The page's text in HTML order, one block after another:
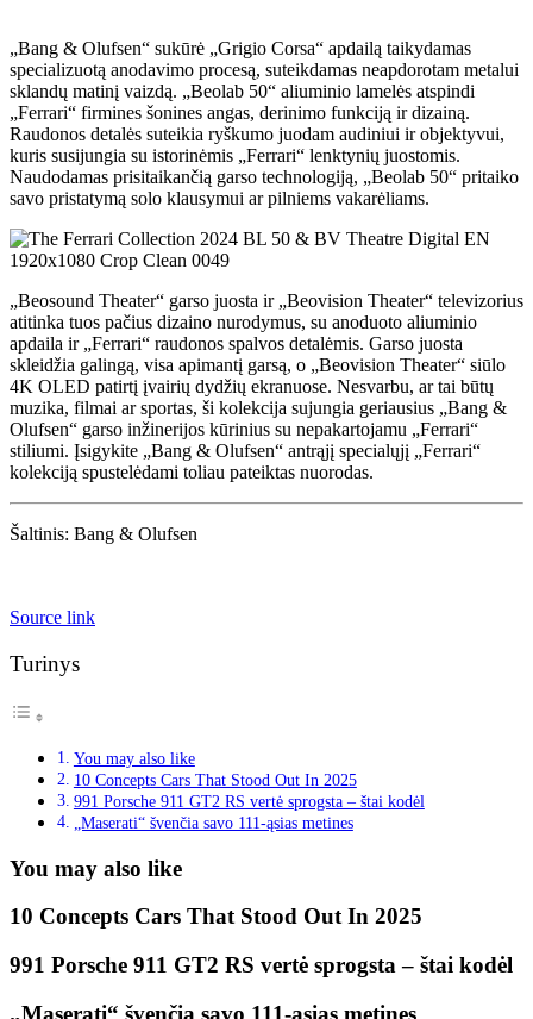
„Bang & Olufsen“ sukūrė „Grigio Corsa“ apdailą taikydamas
specializuotą anodavimo procesą, suteikdamas neapdorotam metalui
sklandų matinį vaizdą. „Beolab 50“ aliuminio lamelės atspindi
„Ferrari“ firmines šonines angas, derinimo funkciją ir dizainą.
Raudonos detalės suteikia ryškumo juodam audiniui ir objektyvui,
kuris susijungia su istorinėmis „Ferrari“ lenktynių juostomis.
Naudodamas prisitaikančią garso technologiją, „Beolab 50“ pritaiko
savo pristatymą solo klausymui ar pilniems vakarėliams.
„Beosound Theater“ garso juosta ir „Beovision Theater“ televizorius
atitinka tuos pačius dizaino nurodymus, su anoduoto aliuminio
apdaila ir „Ferrari“ raudonos spalvos detalėmis. Garso juosta
skleidžia galingą, visa apimantį garsą, o „Beovision Theater“ siūlo
4K OLED patirtį įvairių dydžių ekranuose. Nesvarbu, ar tai būtų
muzika, filmai ar sportas, ši kolekcija sujungia geriausius „Bang &
Olufsen“ garso inžinerijos kūrinius su nepakartojamu „Ferrari“
stiliumi. Įsigykite „Bang & Olufsen“ antrąjį specialųjį „Ferrari“
kolekciją spustelėdami toliau pateiktas nuorodas.
Šaltinis: Bang & Olufsen
Source link
Turinys
You may also like
10 Concepts Cars That Stood Out In 2025
991 Porsche 911 GT2 RS vertė sprogsta – štai kodėl
„Maserati“ švenčia savo 111-ąsias metines
You may also like
10 Concepts Cars That Stood Out In 2025
991 Porsche 911 GT2 RS vertė sprogsta – štai kodėl
„Maserati“ švenčia savo 111-ąsias metines